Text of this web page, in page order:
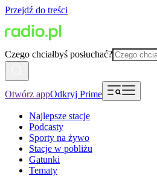
Przejdź do treści
Czego chciałbyś posłuchać?
Otwórz appOdkryj Prime
Najlepsze stacje
Podcasty
Sporty na żywo
Stacje w pobliżu
Gatunki
Tematy